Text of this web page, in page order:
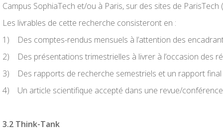
Campus SophiaTech et/ou à Paris, sur des sites de ParisTech
Les livrables de cette recherche consisteront en :
1) Des comptes-rendus mensuels à l’attention des
2) Des présentations trimestrielles à livrer à l’occasion des
3) Des rapports de recherche semestriels et un rapport final
4) Un article scientifique accepté dans une revue/
3.2 Think-Tank